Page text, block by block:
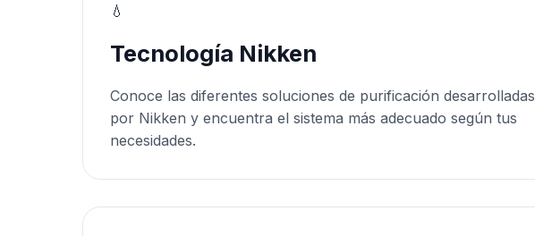
💧
Tecnología Nikken
Conoce las diferentes soluciones de purificación desarrolladas
por Nikken y encuentra el sistema más adecuado según tus
necesidades.